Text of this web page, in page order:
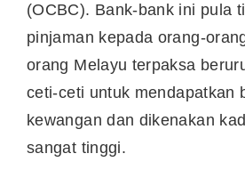
(OCBC). Bank-bank ini pula
pinjaman kepada orang-
orang Melayu terpaksa
ceti-ceti untuk mendapatkan
kewangan dan dikenakan
sangat tinggi.